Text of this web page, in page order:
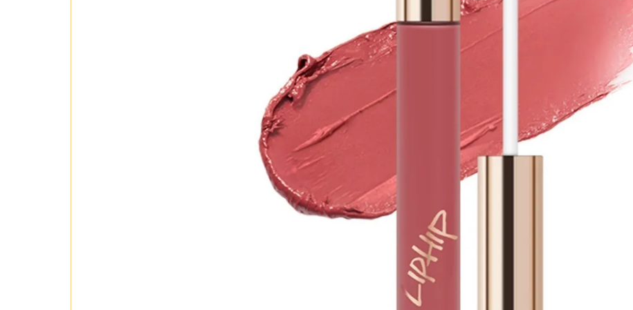
Son lì Liphip Longlasting Lip Matte #03 Bird Kiss là tông màu san hô
phong cách trang điểm khác nhau. Tạo vẻ ngoài dễ thương, trẻ trung.